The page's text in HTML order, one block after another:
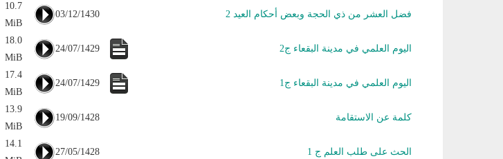
فضل العشر من ذي الحجة وبعض أحكام العيد 2 03/12/1430
10.7
MiB
اليوم العلمي في مدينة البقعاء ج2 24/07/1429
18.0
MiB
اليوم العلمي في مدينة البقعاء ج1 24/07/1429
17.4
MiB
كلمة عن الاستقامة 19/09/1428
13.9
MiB
الحث على طلب العلم ج 1 27/05/1428
14.1